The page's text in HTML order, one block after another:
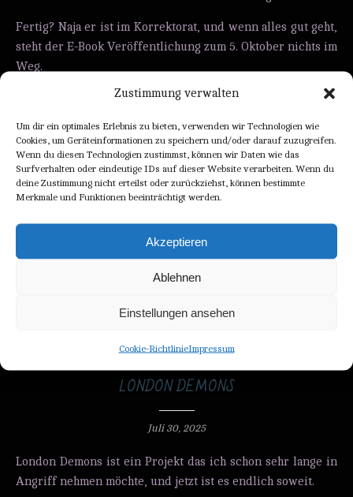
Zustimmung verwalten
Um dir ein optimales Erlebnis zu bieten, verwenden wir Technologien wie
Cookies, um Geräteinformationen zu speichern und/oder darauf zuzugreifen.
Wenn du diesen Technologien zustimmst, können wir Daten wie das
Surfverhalten oder eindeutige IDs auf dieser Website verarbeiten. Wenn du
deine Zustimmung nicht erteilst oder zurückziehst, können bestimmte
Merkmale und Funktionen beeinträchtigt werden.
Akzeptieren
Ablehnen
Einstellungen ansehen
Cookie-RichtlinieImpressum
Fertig? Naja er ist im Korrektorat, und wenn alles gut geht,
steht der E-Book Veröffentlichung zum 5. Oktober nichts im
Weg.
Für das Print wird es noch etwas dauern, aber auch das
Bis dahin sind auch die Neuauflagen der drei vorherigen
Bänder nicht nur fertig, sondern auch im Webshop
erhältlich.
Es gibt noch mehr Neuigkeiten, aber die erfahrt ihr, wenn
LONDON DEMONS
Juli 30, 2025
London Demons ist ein Projekt das ich schon sehr lange in
Angriff nehmen möchte, und jetzt ist es endlich soweit.